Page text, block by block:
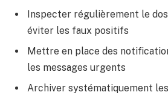
Inspecter régulièrement le
éviter les faux positifs
Mettre en place des
les messages urgents
Archiver systématiquement